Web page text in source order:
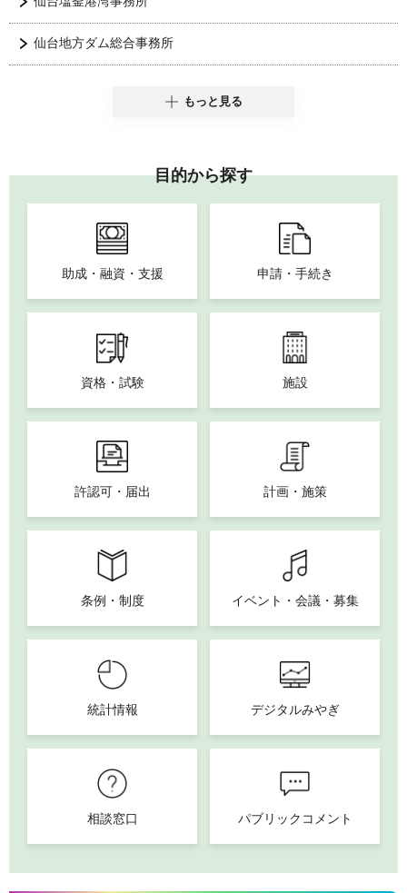
仙台地方ダム総合事務所
もっと見る
目的から探す
助成・融資・支援 申請・手続き
資格・試験 施設
許認可・届出 計画・施策
条例・制度 イベント・会議・募集
統計情報 デジタルみやぎ
相談窓口 パブリックコメント